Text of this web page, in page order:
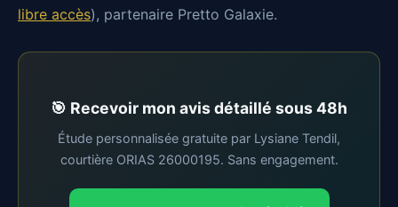
libre accès), partenaire Pretto Galaxie.
🎯 Recevoir mon avis détaillé sous 48h
Étude personnalisée gratuite par Lysiane Tendil,
courtière ORIAS 26000195. Sans engagement.